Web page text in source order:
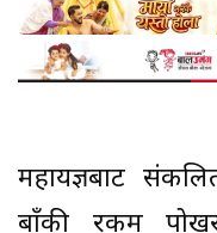
महायज्ञबाट
बाँकी रकम